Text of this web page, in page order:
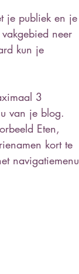
je publiek en je
neer
kun je
3
van je blog.
Eten,
kort te
navigatiemenu